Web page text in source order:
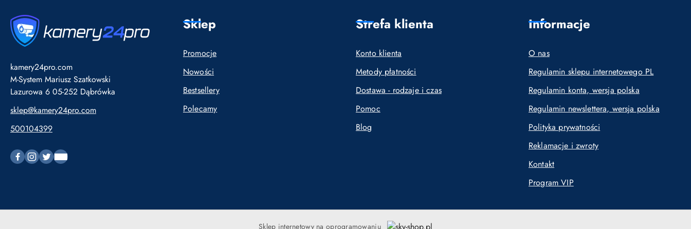
kamery24pro.com
M-System Mariusz Szatkowski
Lazurowa 6 05-252 Dąbrówka
sklep@kamery24pro.com
500104399
Sklep
Promocje
Nowości
Bestsellery
Polecamy
Strefa klienta
Konto klienta
Metody płatności
Dostawa - rodzaje i czas
Pomoc
Blog
Informacje
O nas
Regulamin sklepu internetowego PL
Regulamin konta, wersja polska
Regulamin newslettera, wersja polska
Polityka prywatności
Reklamacje i zwroty
Kontakt
Program VIP
Sklep internetowy na oprogramowaniu